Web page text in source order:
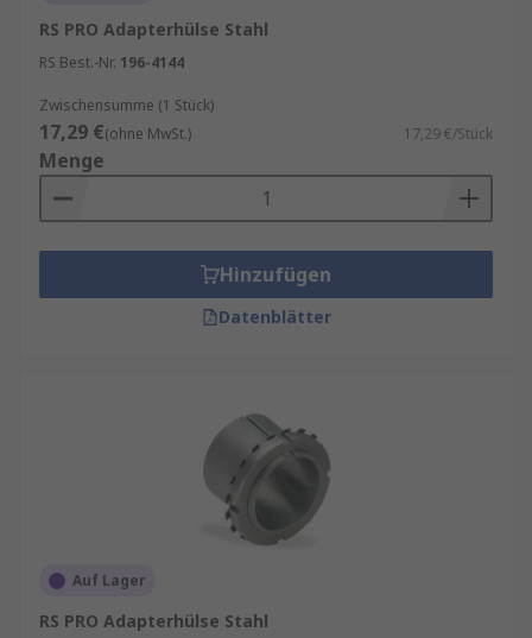
RS PRO Adapterhülse Stahl
RS Best.-Nr. 196-4144
Zwischensumme (1 Stück)
17,29 €(ohne MwSt.) 17,29 €/Stück
Menge
Hinzufügen
Datenblätter
Auf Lager
RS PRO Adapterhülse Stahl